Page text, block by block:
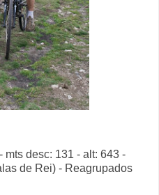
mts desc: 131 - alt: 643 -
de Rei) - Reagrupados